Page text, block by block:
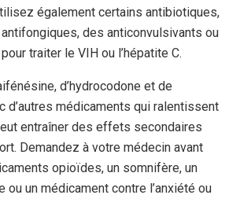
également certains antibiotiques,
des anticonvulsivants ou
traiter le VIH ou l’hépatite C.
d’hydrocodone et de
d’autres médicaments qui ralentissent
entraîner des effets secondaires
Demandez à votre médecin avant
opioïdes, un somnifère, un
ou un médicament contre l’anxiété ou